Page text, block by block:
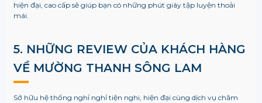
hiện đại, cao cấp sẽ giúp bạn có những phút giây tập luyện thoải
mái.
5. NHỮNG REVIEW CỦA KHÁCH HÀNG
VỀ MƯỜNG THANH SÔNG LAM
Sở hữu hệ thống nghỉ nghỉ tiện nghi, hiện đại cùng dịch vụ chăm